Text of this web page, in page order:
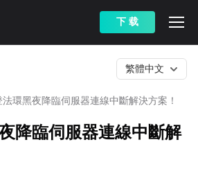
下 载
環黑夜降臨伺服器連線中斷解決方案！
繁體中文
降臨伺服器連線中斷解